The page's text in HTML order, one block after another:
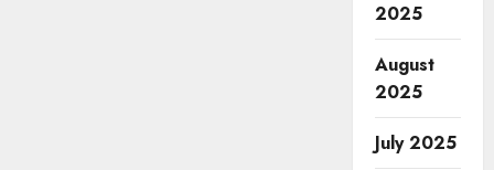
2025
August
2025
July 2025